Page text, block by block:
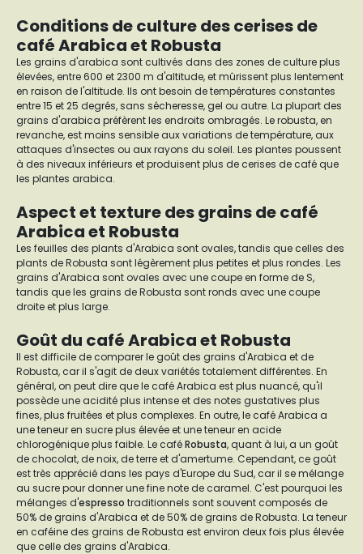
Conditions de culture des cerises de
café Arabica et Robusta
Les grains d'arabica sont cultivés dans des zones de culture plus
élevées, entre 600 et 2300 m d'altitude, et mûrissent plus lentement
en raison de l'altitude. Ils ont besoin de températures constantes
entre 15 et 25 degrés, sans sécheresse, gel ou autre. La plupart des
grains d'arabica préfèrent les endroits ombragés. Le robusta, en
revanche, est moins sensible aux variations de température, aux
attaques d'insectes ou aux rayons du soleil. Les plantes poussent
à des niveaux inférieurs et produisent plus de cerises de café que
les plantes arabica.
Aspect et texture des grains de café
Arabica et Robusta
Les feuilles des plants d'Arabica sont ovales, tandis que celles des
plants de Robusta sont légèrement plus petites et plus rondes. Les
grains d'Arabica sont ovales avec une coupe en forme de S,
tandis que les grains de Robusta sont ronds avec une coupe
droite et plus large.
Goût du café Arabica et Robusta
Il est difficile de comparer le goût des grains d'Arabica et de
Robusta, car il s'agit de deux variétés totalement différentes. En
général, on peut dire que le café Arabica est plus nuancé, qu'il
possède une acidité plus intense et des notes gustatives plus
fines, plus fruitées et plus complexes. En outre, le café Arabica a
une teneur en sucre plus élevée et une teneur en acide
chlorogénique plus faible. Le caféRobusta, quant à lui, a un goût
de chocolat, de noix, de terre et d'amertume. Cependant, ce goût
est très apprécié dans les pays d'Europe du Sud, car il se mélange
au sucre pour donner une fine note de caramel. C'est pourquoi les
mélanges d'espresso traditionnels sont souvent composés de
50% de grains d'Arabica et de 50% de grains de Robusta. La teneur
en caféine des grains de Robusta est environ deux fois plus élevée
que celle des grains d'Arabica.